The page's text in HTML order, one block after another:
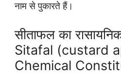
नाम से पुकारते हैं।
सीताफल का
Sitafal (custard
Chemical